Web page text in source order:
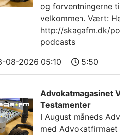
og forventningerne
velkommen. Vært:
http://skagafm.dk/
podcasts
08-2026 05:10 5:50
Advokatmagasinet
Testamenter
I August måneds
med